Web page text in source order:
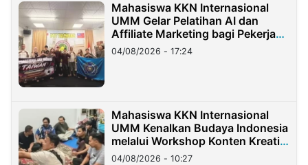
Mahasiswa KKN Internasional
UMM Gelar Pelatihan AI dan
Affiliate Marketing bagi Pekerja
Migran Indonesia di Taiwan
04/08/2026 - 17:24
Mahasiswa KKN Internasional
UMM Kenalkan Budaya Indonesia
melalui Workshop Konten Kreatif
di Taiwan
04/08/2026 - 10:27